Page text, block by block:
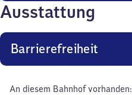
Ausstattung
Barrierefreiheit
An diesem Bahnhof vorhanden: